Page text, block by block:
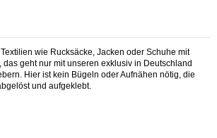
wie Rucksäcke, Jacken oder Schuhe mit
das geht nur mit unseren exklusiv in Deutschland
Hier ist kein Bügeln oder Aufnähen nötig, die
und aufgeklebt.